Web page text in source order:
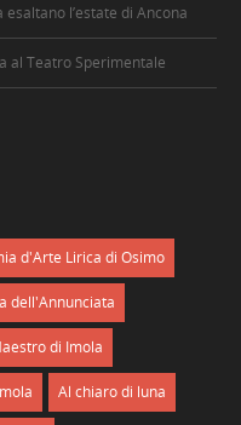
l’estate di Ancona
al Teatro Sperimentale
d'Arte Lirica di Osimo
dell'Annunciata
di Imola
Al chiaro di luna